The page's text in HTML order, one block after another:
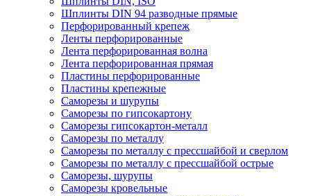
Шплинты DIN 94 разводные прямые
Перфорированный крепеж
Ленты перфорированные
Лента перфорированная волна
Лента перфорированная прямая
Пластины перфорированные
Пластины крепежные
Саморезы и шурупы
Саморезы по гипсокартону
Саморезы гипсокартон-металл
Саморезы по металлу
Саморезы по металлу с прессшайбой и сверлом
Саморезы по металлу с прессшайбой острые
Саморезы, шурупы
Саморезы кровельные